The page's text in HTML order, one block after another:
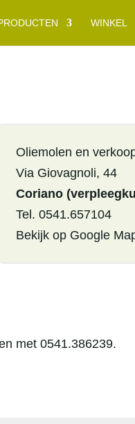
WINKEL
Oliemolen en
Via Giovagnoli, 44
Coriano
Tel. 0541.657104
Bekijk op Google
met 0541.386239.